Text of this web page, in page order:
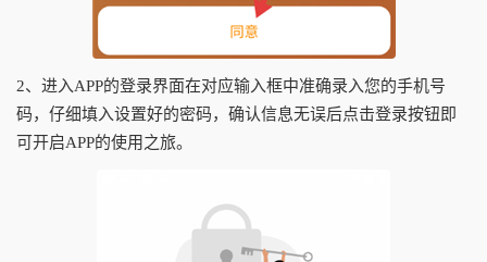
2、进入APP的登录界面在对应输入框中准确录入您的手机号
码，仔细填入设置好的密码，确认信息无误后点击登录按钮即
可开启APP的使用之旅。